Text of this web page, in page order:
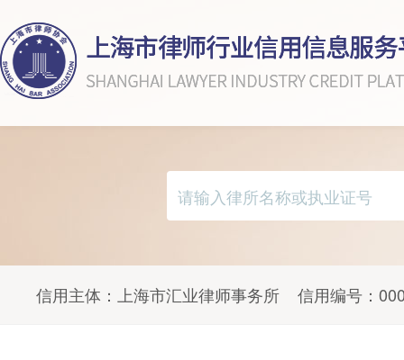
信用主体： 上海市汇业律师事务所 信用编号：